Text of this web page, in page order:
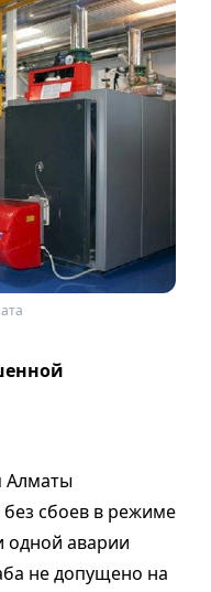
Алматы
сбоев в режиме
одной аварии
не допущено на